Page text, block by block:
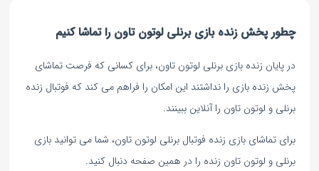
چطور پخش زنده بازی برنلی لوتون تاون را تماشا کنیم
در پایان زنده بازی برنلی لوتون تاون، برای کسانی که فرصت تماشای
پخش زنده بازی را نداشتند این امکان را فراهم می کند که فوتبال زنده
برنلی و لوتون تاون را آنلاین ببینند.
برای تماشای بازی زنده فوتبال برنلی لوتون تاون، شما می توانید بازی
برنلی و لوتون تاون زنده را در همین صفحه دنبال کنید.